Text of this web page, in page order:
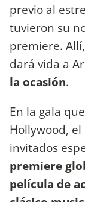
previo al
tuvieron su
premiere. Allí,
dará vida a
la ocasión.
En la gala
Hollywood,
invitados
premiere
película de